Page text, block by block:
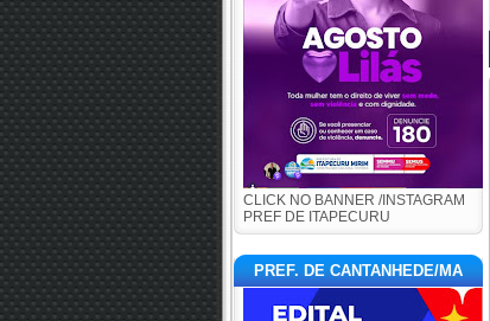
CLICK NO BANNER /INSTAGRAM
PREF DE ITAPECURU
PREF. DE CANTANHEDE/MA